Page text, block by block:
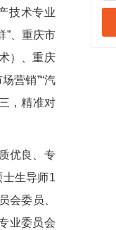
技术专业
”、重庆市
）、重庆
营销”“汽
，精准对
优良、专
士生导师1
会委员、
业委员会